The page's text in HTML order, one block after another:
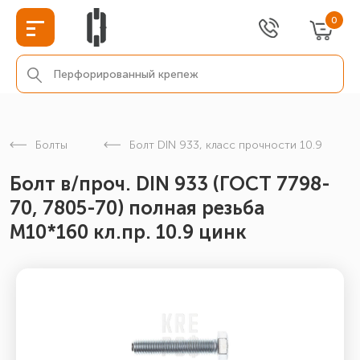
0
Болты Болт DIN 933, класс прочности 10.9
Болт в/проч. DIN 933 (ГОСТ 7798-
70, 7805-70) полная резьба
М10*160 кл.пр. 10.9 цинк